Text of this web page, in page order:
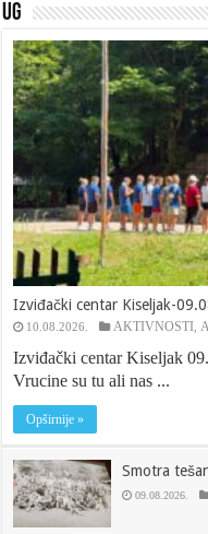
UG
Izviđački centar Kiseljak-
10.08.2026. AKTIVNOSTI,
Izviđački centar Kiseljak
Vrucine su tu ali nas ...
Opširnije »
Smotra
09.08.2026.